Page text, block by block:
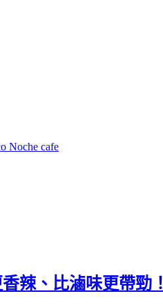
Noche cafe
辣、比滷味更帶勁！